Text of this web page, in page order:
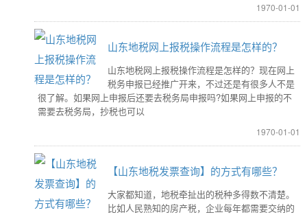
1970-01-01
山东地税网上报税操作流程是怎样的？
山东地税网上报税操作流程是怎样的？现在网上
税务申报已经推广开来，不过还是有很多人不是
很了解。如果网上申报后还要去税务局申报吗?如果网上申报的不
需要去税务局，抄税也可以
1970-01-01
【山东地税发票查询】的方式有哪些？
大家都知道，地税牵扯出的税种多得数不清楚。
比如人民熟知的房产税，企业每年都需要交纳的